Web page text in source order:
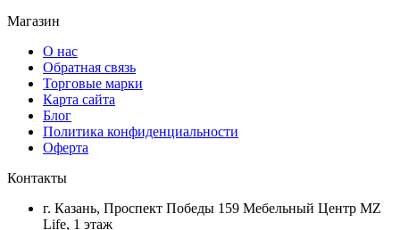
Магазин
О нас
Обратная связь
Торговые марки
Карта сайта
Блог
Политика конфиденциальности
Оферта
Контакты
г. Казань, Проспект Победы 159 Мебельный Центр MZ
Life, 1 этаж